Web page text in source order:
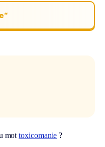
mottoxicomanie ?